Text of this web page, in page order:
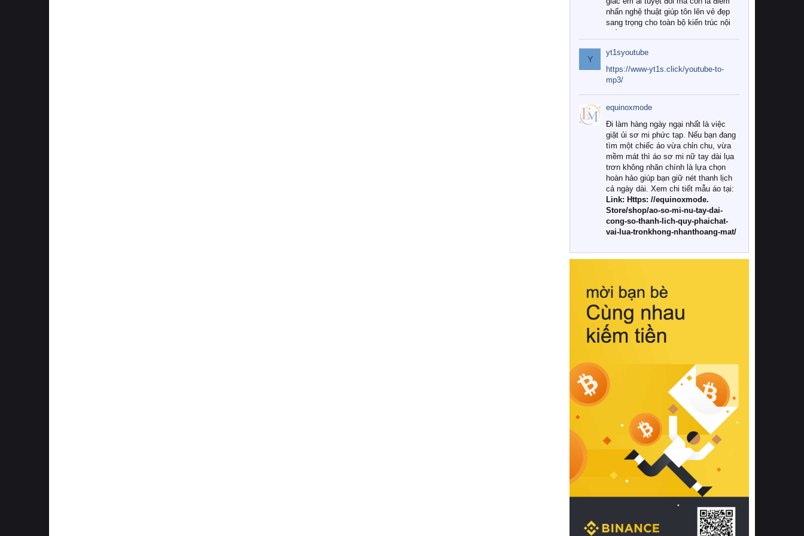
nhấn nghệ thuật giúp tôn lên vẻ đẹp
sang trọng cho toàn bộ kiến trúc nội
Tuy nhiên, giữa thị trường đa dạng
với vô vàn thương hiệu và mẫu mã
như hiện nay, làm thế nào để chọn
được những bộ chăn ga gối đệm cao
cấp thực sự chất lượng, phù hợp với
khí hậu và nhu cầu sử dụng của gia
đình? Hãy cùng chúng tôi đi tìm lời
giải đáp chi tiết qua bài viết dưới đây.
1. Tại sao các gia đình hiện đại lại ưa
chuộng chăn ga gối đệm cao cấp?
Khác với các dòng sản phẩm thông
thường, những bộ chăn ga gối đệm
cao cấp trải qua quy trình sản xuất
nghiêm ngặt từ khâu chọn lọc nguyên
liệu tự nhiên đến công nghệ dệt
nhuộm hiện đại không chứa hóa chất
này, bạn sẽ cảm nhận rõ rệt sự khác
hồi chuẩn xác của phần đệm nâng đỡ
cột sống.
Bên cạnh đó, việc lựa chọn các dòng
sản phẩm đạt chuẩn chất lượng quốc
tế còn giúp ngăn ngừa tình trạng kích
khuẩn và nấm mốc trong điều kiện
thời tiết nóng ẩm. Bạn có thể tìm hiểu
thêm các nghiên cứu khoa học về tác
động của giấc ngủ và môi trường
phòng ngủ đối với sức khỏe con
người tại Sleep Foundation (External
Link) để có cái nhìn toàn diện hơn.
2. Các tiêu chí vàng khi lựa chọn
chăn ga gối đệm cao cấp cho phòng
ngủ
Để sở hữu một bộ chăn ga gối đệm
cao cấp hoàn hảo cả về thẩm mỹ lẫn
công năng, người tiêu dùng cần cân
nhắc kỹ lưỡng các tiêu chí quan trọng
Y
yt1syoutube
https://www-yt1s.click/youtube-to-
mp3/
equinoxmode
Đi làm hàng ngày ngại nhất là việc
giặt ủi sơ mi phức tạp. Nếu bạn đang
tìm một chiếc áo vừa chỉn chu, vừa
mềm mát thì áo sơ mi nữ tay dài lụa
trơn không nhăn chính là lựa chọn
hoàn hảo giúp bạn giữ nét thanh lịch
cả ngày dài. Xem chi tiết mẫu áo tại:
Link: Https: //equinoxmode.
Store/shop/ao-so-mi-nu-tay-dai-
cong-so-thanh-lich-quy-phaichat-
vai-lua-tronkhong-nhanthoang-mat/